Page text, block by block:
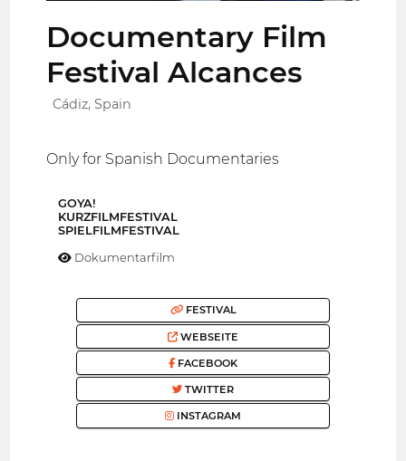
Documentary Film
Festival Alcances
Cádiz, Spain
Only for Spanish Documentaries
GOYA!
KURZFILMFESTIVAL
SPIELFILMFESTIVAL
Dokumentarfilm
FESTIVAL
WEBSEITE
FACEBOOK
TWITTER
INSTAGRAM